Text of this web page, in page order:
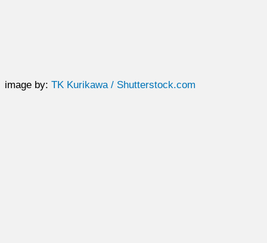
image by:TK Kurikawa / Shutterstock.com